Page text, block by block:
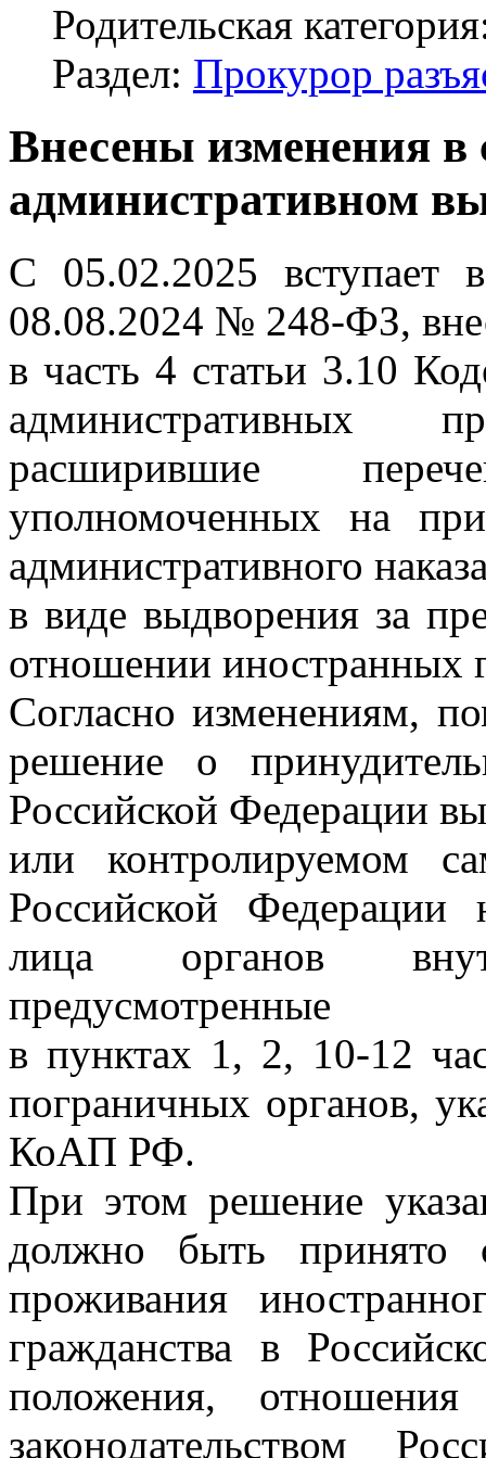
Родительская
Раздел: Прокурор
Внесены изменения в
административном
С 05.02.2025 вступает
08.08.2024 № 248-ФЗ,
в часть 4 статьи 3.10
административных
расширившие
уполномоченных на
административного
в виде выдворения за
отношении иностранных
Согласно изменениям,
решение о
Российской Федерации
или контролируемом
Российской Федерации
лица органов
предусмотренные
в пунктах 1, 2, 10-12
пограничных органов,
КоАП РФ.
При этом решение
должно быть принято
проживания
гражданства в
положения,
законодательством